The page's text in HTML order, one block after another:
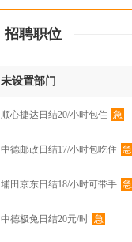
招聘职位
未设置部门
顺心捷达日结20/小时包住 急
中德邮政日结17/小时包吃住 急
埔田京东日结18/小时可带手 急
中德极兔日结20元/时 急